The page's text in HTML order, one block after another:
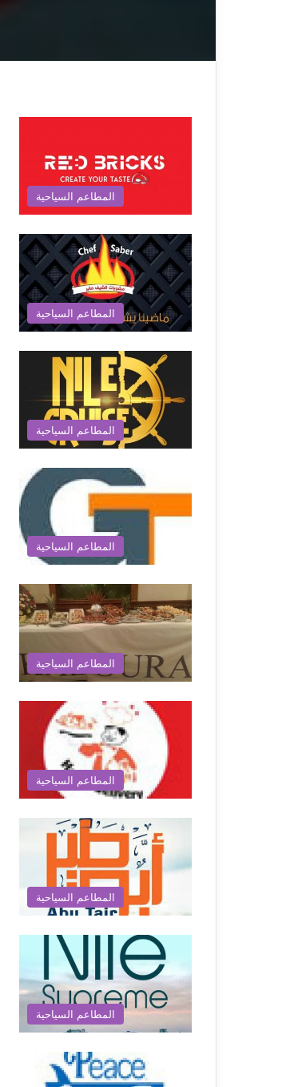
المطاعم السياحية
المطاعم السياحية
المطاعم السياحية
المطاعم السياحية
المطاعم السياحية
المطاعم السياحية
المطاعم السياحية
المطاعم السياحية